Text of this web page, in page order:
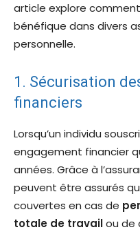
article explore
bénéfique dans divers
personnelle.
1. Sécurisation
financiers
Lorsqu’un individu
engagement financier
années. Grâce à
peuvent être assurés
couvertes en cas de
totale de travailou de